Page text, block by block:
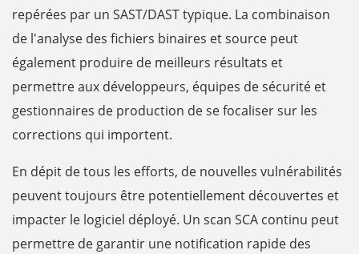
repérées par un SAST/DAST typique. La combinaison
de l'analyse des fichiers binaires et source peut
également produire de meilleurs résultats et
permettre aux développeurs, équipes de sécurité et
gestionnaires de production de se focaliser sur les
corrections qui importent.
En dépit de tous les efforts, de nouvelles vulnérabilités
peuvent toujours être potentiellement découvertes et
impacter le logiciel déployé. Un scan SCA continu peut
permettre de garantir une notification rapide des